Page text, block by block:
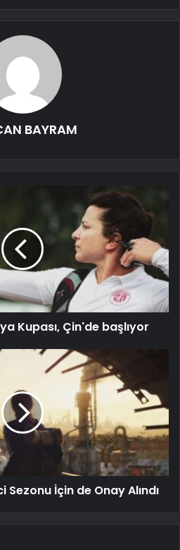
BAYRAM
Kupası, Çin'de başlıyor
Sezonu İçin de Onay Alındı